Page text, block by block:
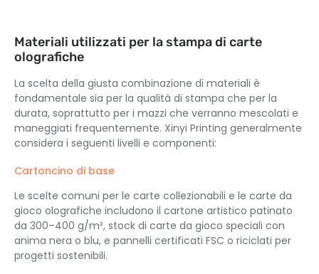
Materiali utilizzati per la stampa di carte
olografiche
La scelta della giusta combinazione di materiali è
fondamentale sia per la qualità di stampa che per la
durata, soprattutto per i mazzi che verranno mescolati e
maneggiati frequentemente. Xinyi Printing generalmente
considera i seguenti livelli e componenti:
Cartoncino di base
Le scelte comuni per le carte collezionabili e le carte da
gioco olografiche includono il cartone artistico patinato
da 300–400 g/m², stock di carte da gioco speciali con
anima nera o blu, e pannelli certificati FSC o riciclati per
progetti sostenibili.